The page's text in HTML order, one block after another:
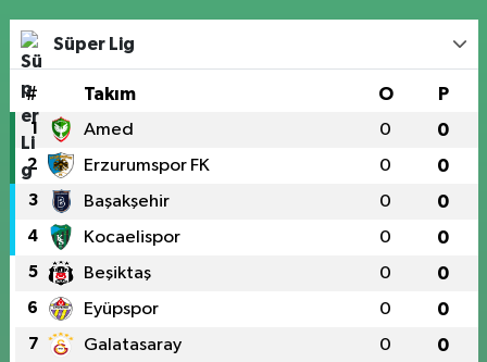
Süper Lig
# Takım O P
1 Amed 0 0
2 Erzurumspor FK 0 0
3 Başakşehir 0 0
4 Kocaelispor 0 0
5 Beşiktaş 0 0
6 Eyüpspor 0 0
7 Galatasaray 0 0